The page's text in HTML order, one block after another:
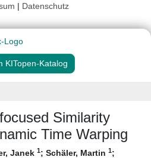
| Datenschutz
KITopen-Katalog
Similarity
Time Warping
Janek 1; Schäler, Martin 1;